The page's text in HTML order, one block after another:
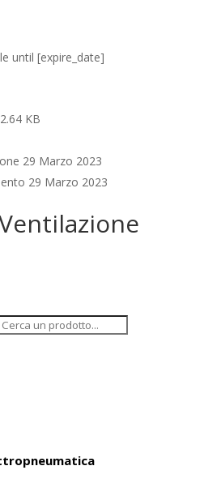
until [expire_date]
KB
29 Marzo 2023
29 Marzo 2023